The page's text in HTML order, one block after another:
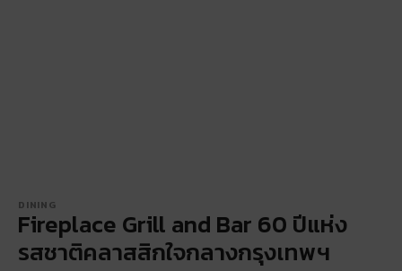
DINING
Fireplace Grill and Bar 60 ปีแห่ง
รสชาติคลาสสิกใจกลางกรุงเทพฯ